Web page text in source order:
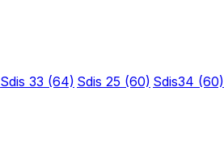
Sdis 33 (64) Sdis 25 (60) Sdis34 (60)